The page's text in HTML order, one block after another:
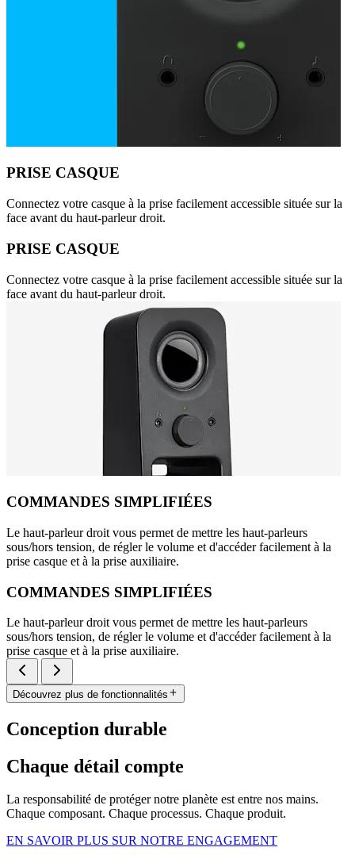
PRISE CASQUE
Connectez votre casque à la prise facilement accessible située sur la
face avant du haut-parleur droit.
PRISE CASQUE
Connectez votre casque à la prise facilement accessible située sur la
face avant du haut-parleur droit.
COMMANDES SIMPLIFIÉES
Le haut-parleur droit vous permet de mettre les haut-parleurs
sous/hors tension, de régler le volume et d'accéder facilement à la
prise casque et à la prise auxiliaire.
COMMANDES SIMPLIFIÉES
Le haut-parleur droit vous permet de mettre les haut-parleurs
sous/hors tension, de régler le volume et d'accéder facilement à la
prise casque et à la prise auxiliaire.
Découvrez plus de fonctionnalités
Conception durable
Chaque détail compte
La responsabilité de protéger notre planète est entre nos mains.
Chaque composant. Chaque processus. Chaque produit.
EN SAVOIR PLUS SUR NOTRE ENGAGEMENT